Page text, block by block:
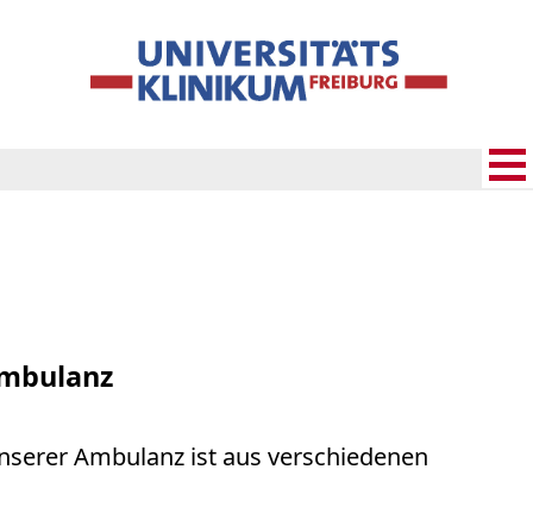
Ambulanz ist aus verschiedenen